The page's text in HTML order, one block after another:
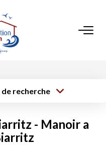
RECHERCHE
recherche
min
- Manoir a